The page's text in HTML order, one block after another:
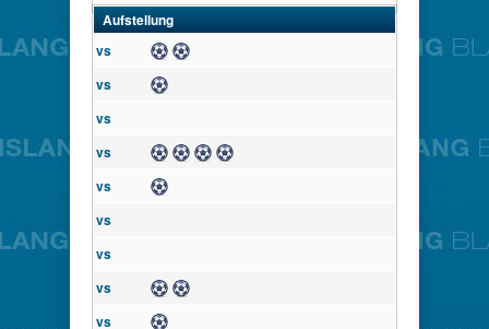
Aufstellung
vs
TorTor
vs
vs
vs
Tor Tor TorTor
vs
vs
vs
vs
vs